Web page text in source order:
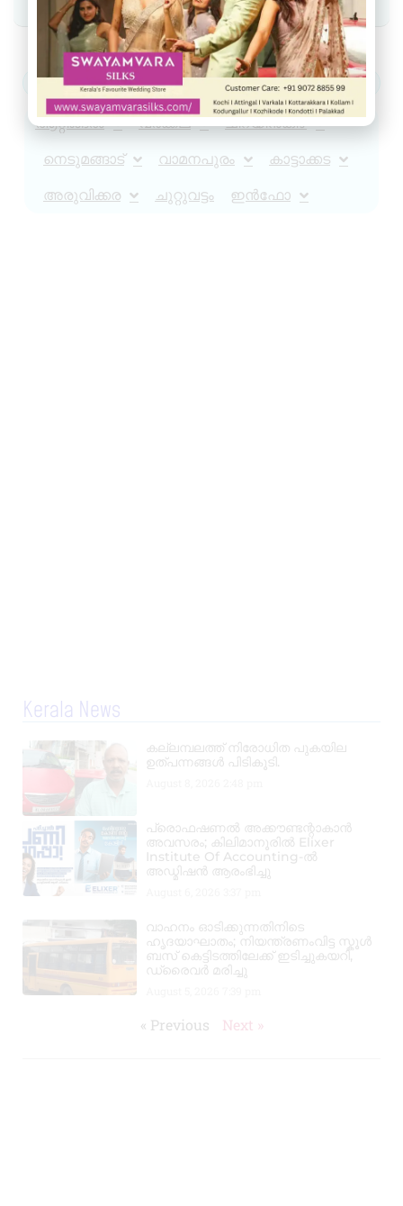
ആറ്റിങ്ങൽ വർക്കല ചിറയിൻകീഴ്
നെടുമങ്ങാട് വാമനപുരം കാട്ടാക്കട
അരുവിക്കര ചുറ്റുവട്ടം ഇൻഫോ
Kerala News
കല്ലമ്പലത്ത് നിരോധിത പുകയില
ഉത്പന്നങ്ങൾ പിടികൂടി.
പ്രൊഫഷണൽ അക്കൗണ്ടന്റാകാൻ
അവസരം; കിലിമാനൂരിൽ Elixer
Institute Of Accounting-ൽ
അഡ്മിഷൻ ആരംഭിച്ചു
വാഹനം ഓടിക്കുന്നതിനിടെ
ഹൃദയാഘാതം; നിയന്ത്രണംവിട്ട സ്കൂൾ
ബസ് കെട്ടിടത്തിലേക്ക് ഇടിച്ചുകയറി,
ഡ്രൈവർ മരിച്ചു
« Previous Next »